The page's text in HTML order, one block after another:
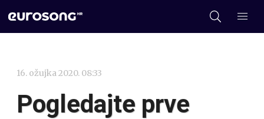
16. ožujka 2020. 08:33
Pogledajte prve